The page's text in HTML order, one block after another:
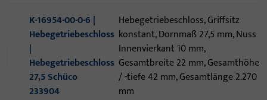
K-16954-00-0-6 |
Hebegetriebeschloss
|
Hebegetriebeschloss
27,5 Schüco
233904
Hebegetriebeschloss, Griffsitz
konstant, Dornmaß 27,5 mm, Nuss
Innenvierkant 10 mm,
Gesamtbreite 22 mm, Gesamthöhe
/ -tiefe 42 mm, Gesamtlänge 2.270
mm